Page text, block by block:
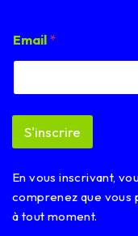
m
a
l
E
a
l
Email *
S'inscrire
En vous inscrivant,
comprenez que vous
à tout moment.